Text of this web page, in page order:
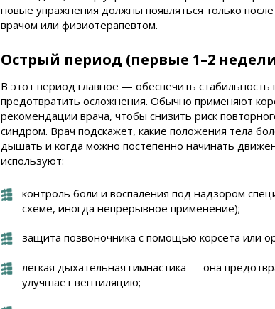
новые упражнения должны появляться только
врачом или физиотерапевтом.
Острый период (первые 1–2
В этот период главное — обеспечить стабильность
предотвратить осложнения. Обычно применяют
рекомендации врача, чтобы снизить риск
синдром. Врач подскажет, какие положения тела
дышать и когда можно постепенно начинать
используют:
контроль боли и воспаления под надзором
схеме, иногда непрерывное применение);
защита позвоночника с помощью корсета или
легкая дыхательная гимнастика — она
улучшает вентиляцию;